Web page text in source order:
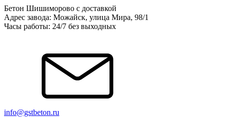
Бетон Шишиморово с доставкой
Адрес завода: Можайск, улица Мира, 98/1
Часы работы: 24/7 без выходных
info@gstbeton.ru